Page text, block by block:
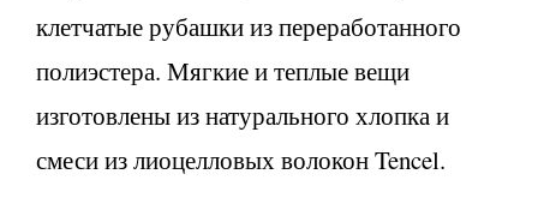
клетчатые рубашки из переработанного
полиэстера. Мягкие и теплые вещи
изготовлены из натурального хлопка и
смеси из лиоцелловых волокон Tencel.